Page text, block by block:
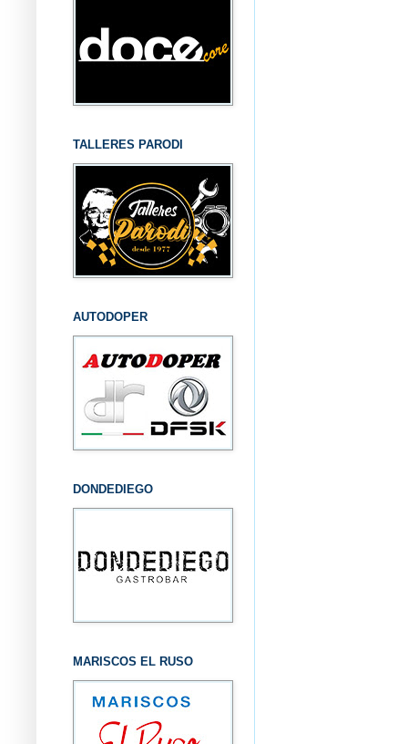
TALLERES PARODI
AUTODOPER
DONDEDIEGO
MARISCOS EL RUSO